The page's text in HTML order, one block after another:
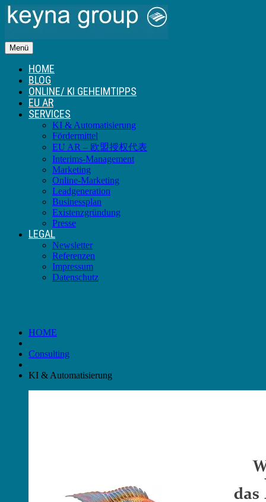
Menü
HOME
BLOG
ONLINE/ KI GEHEIMTIPPS
EU AR
SERVICES
KI & Automatisierung
Fördermittel
EU AR – 欧盟授权代表
Interims-Management
Marketing
Online-Marketing
Leadgeneration
Businessplan
Existenzgründung
Presse
LEGAL
Newsletter
Referenzen
Impressum
Datenschutz
HOME
Consulting
KI & Automatisierung